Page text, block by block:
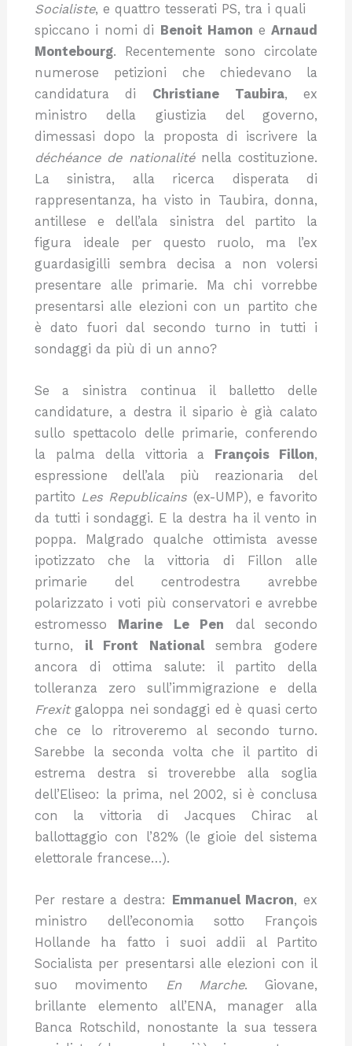
Socialiste, e quattro tesserati PS, tra i quali
spiccano i nomi di Benoit Hamon eArnaud
Montebourg. Recentemente sono circolate
numerose petizioni che chiedevano la
candidatura di Christiane Taubira, ex
ministro della giustizia del governo,
dimessasi dopo la proposta di iscrivere la
déchéance de nationalité nella costituzione.
La sinistra, alla ricerca disperata di
rappresentanza, ha visto in Taubira, donna,
antillese e dell’ala sinistra del partito la
figura ideale per questo ruolo, ma l’ex
guardasigilli sembra decisa a non volersi
presentare alle primarie. Ma chi vorrebbe
presentarsi alle elezioni con un partito che
è dato fuori dal secondo turno in tutti i
sondaggi da più di un anno?
Se a sinistra continua il balletto delle
candidature, a destra il sipario è già calato
sullo spettacolo delle primarie, conferendo
la palma della vittoria a François Fillon,
espressione dell’ala più reazionaria del
partito Les Republicains (ex-UMP), e favorito
da tutti i sondaggi. E la destra ha il vento in
poppa. Malgrado qualche ottimista avesse
ipotizzato che la vittoria di Fillon alle
primarie del centrodestra avrebbe
polarizzato i voti più conservatori e avrebbe
estromesso Marine Le Pen dal secondo
turno, il Front Nationalsembra godere
ancora di ottima salute: il partito della
tolleranza zero sull’immigrazione e della
Frexitgaloppa nei sondaggi ed è quasi certo
che ce lo ritroveremo al secondo turno.
Sarebbe la seconda volta che il partito di
estrema destra si troverebbe alla soglia
dell’Eliseo: la prima, nel 2002, si è conclusa
con la vittoria di Jacques Chirac al
ballottaggio con l’82% (le gioie del sistema
elettorale francese…).
Per restare a destra: Emmanuel Macron, ex
ministro dell’economia sotto François
Hollande ha fatto i suoi addii al Partito
Socialista per presentarsi alle elezioni con il
suo movimento
En Marche. Giovane,
brillante elemento all’ENA, manager alla
Banca Rotschild, nonostante la sua tessera